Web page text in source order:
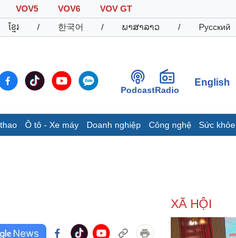
VOV5 VOV6
VOV GT
ខ្មែរ / 한국어 / ພາສາລາວ / Русский
PodcastRadio
English
Ô tô - Xe máy Doanh nghiệp Công nghệ Sức khỏe
XÃ HỘI